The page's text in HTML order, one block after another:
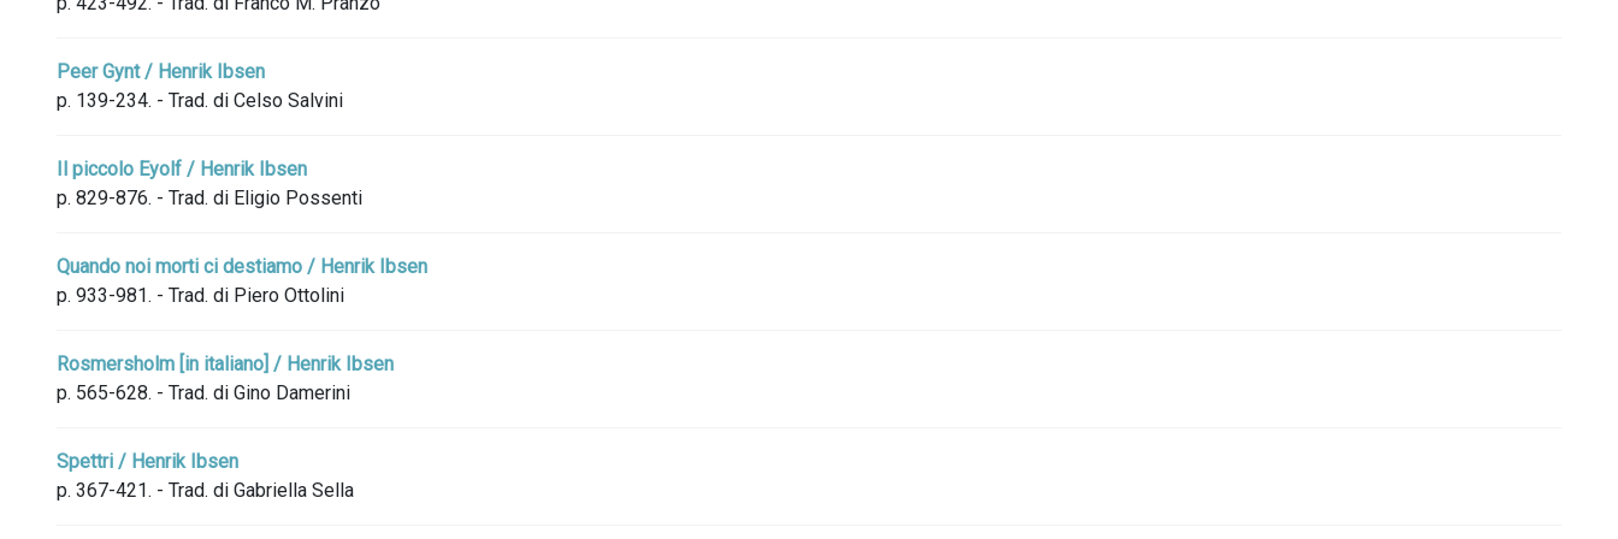
Peer Gynt / Henrik Ibsen
p. 139-234. - Trad. di Celso Salvini
Il piccolo Eyolf / Henrik Ibsen
p. 829-876. - Trad. di Eligio Possenti
Quando noi morti ci destiamo / Henrik Ibsen
p. 933-981. - Trad. di Piero Ottolini
Rosmersholm [in italiano] / Henrik Ibsen
p. 565-628. - Trad. di Gino Damerini
Spettri / Henrik Ibsen
p. 367-421. - Trad. di Gabriella Sella